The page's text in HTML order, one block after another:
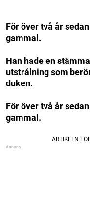
För över två år
gammal.
Han hade en
utstrålning som
duken.
För över två år
gammal.